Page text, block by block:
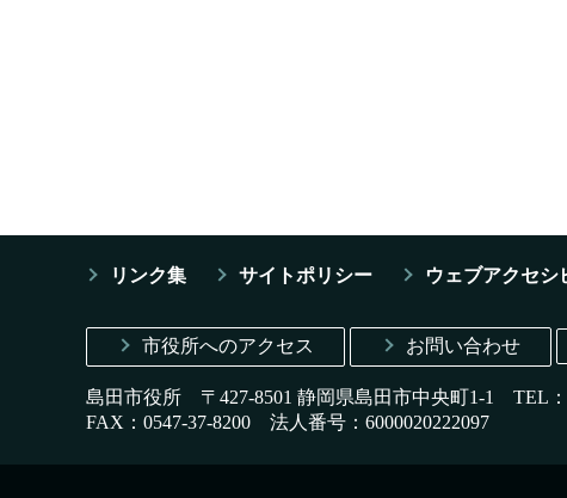
リンク集 サイトポリシー ウェブアクセシ
市役所へのアクセス お問い合わせ
島田市役所 〒427-8501 静岡県島田市中央町1-1 TEL：
FAX：0547-37-8200 法人番号：6000020222097